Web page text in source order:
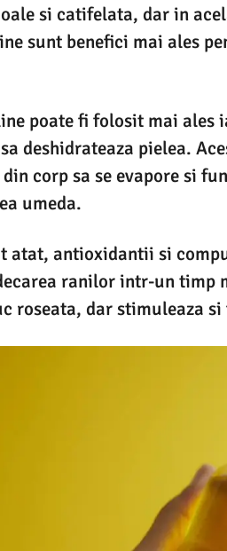
si catifelata, dar in
sunt benefici mai ales
poate fi folosit mai
deshidrateaza pielea.
corp sa se evapore si
umeda.
atat, antioxidantii si
ranilor intr-un timp
roseata, dar stimuleaza